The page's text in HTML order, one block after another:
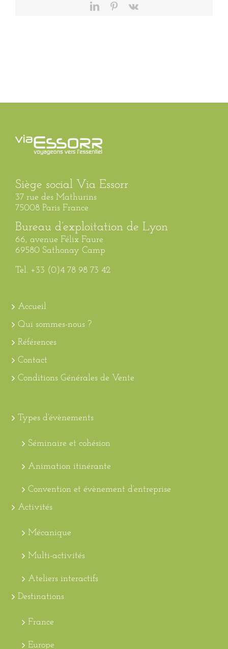
LinkedInPinterest
Vk
Siège social Via Essorr
37 rue des Mathurins
75008 Paris France
Bureau d’exploitation de Lyon
66, avenue Félix Faure
69580 Sathonay Camp
Tel. +33 (0)4 78 98 73 42
Accueil
Qui sommes-nous ?
Références
Contact
Conditions Générales de Vente
Types d’évènements
Séminaire et cohésion
Animation itinérante
Convention et évènement d’entreprise
Activités
Mécanique
Multi-activités
Ateliers interactifs
Destinations
France
Europe